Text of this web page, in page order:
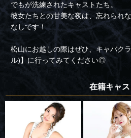
でもが洗練されたキャストたち。
彼女たちとの甘美な夜は、忘れられ
なしです！
松山にお越しの際はぜひ、キャバク
ル)】に行ってみてください◎
在籍キャス